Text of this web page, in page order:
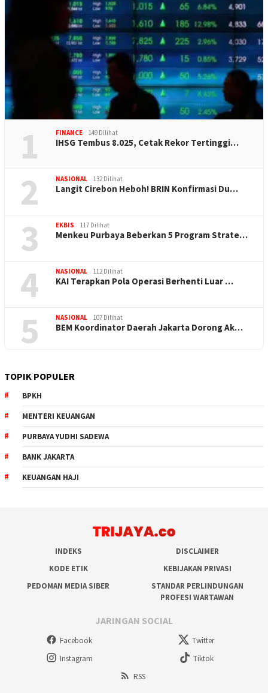
1 FINANCE 149 Dilihat
IHSG Tembus 8.025, Cetak Rekor Tertinggi…
2 NASIONAL 132 Dilihat
Langit Cirebon Heboh! BRIN Konfirmasi Du…
3 EKBIS 117 Dilihat
Menkeu Purbaya Beberkan 5 Program Strate…
4 NASIONAL 112 Dilihat
KAI Terapkan Pola Operasi Berhenti Luar …
5 NASIONAL 107 Dilihat
BEM Koordinator Daerah Jakarta Dorong Ak…
TOPIK POPULER
BPKH
MENTERI KEUANGAN
PURBAYA YUDHI SADEWA
BANK JAKARTA
KEUANGAN HAJI
INDEKS
DISCLAIMER
KODE ETIK
KEBIJAKAN PRIVASI
PEDOMAN MEDIA SIBER
STANDAR PERLINDUNGAN
PROFESI WARTAWAN
JARINGAN SOCIAL
Facebook
Twitter
Instagram
Tiktok
RSS